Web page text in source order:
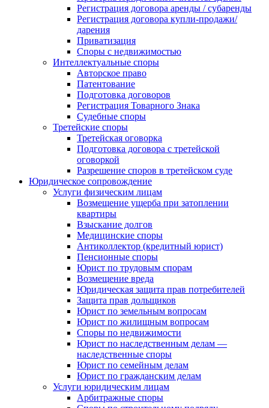
Регистрация договора аренды / субаренды
Регистрация договора купли-продажи/
дарения
Приватизация
Cпоры с недвижимостью
Интеллектуальные споры
Авторское право
Патентование
Подготовка договоров
Регистрация Товарного Знака
Судебные споры
Третейские споры
Третейская оговорка
Подготовка договора с третейской
оговоркой
Разрешение споров в третейском суде
Юридическое сопровождение
Услуги физическим лицам
Возмещение ущерба при затоплении
квартиры
Взыскание долгов
Медицинские споры
Антиколлектор (кредитный юрист)
Пенсионные споры
Юрист по трудовым спорам
Возмещение вреда
Юридическая защита прав потребителей
Защита прав дольщиков
Юрист по земельным вопросам
Юрист по жилищным вопросам
Споры по недвижимости
Юрист по наследственным делам —
наследственные споры
Юрист по семейным делам
Юрист по гражданским делам
Услуги юридическим лицам
Арбитражные споры